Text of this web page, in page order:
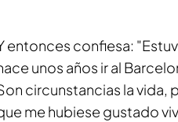
entonces confiesa:
unos años ir al
circunstancias la vida,
me hubiese gustado